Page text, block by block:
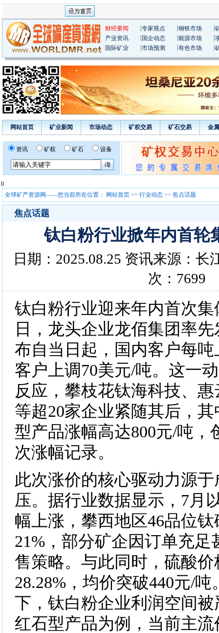
财经要闻 专家视点 钢铁市场
产业资讯
国企动态 能源市场
国际矿业
市场预测 有色市场
网站首页 矿业新闻 市场动态 矿权交易 矿石交易 金
资讯 矿权 矿石 设备
0
全球矿产资源网——您当前所在位置：
网站首页 >> 行业动态 >> 焦点话题
焦点话题
钛白粉行业掀年内首轮
日期：2025.08.25 资讯来源：长
次：7699
钛白粉行业迎来年内首次集
日，龙头企业龙佰集团率
布自当日起，国内客户每吨
客户上调70美元/吨。这一
反应，攀枝花钛海科技、
等超20家企业紧随其后，
型产品涨幅高达800元/吨，
次涨幅记录。
此次涨价的核心驱动力源
压。据行业数据显示，7月
幅上涨，攀西地区46品位
21%，部分矿企因订单充足
售策略。与此同时，硫酸
28.28%，均价突破440元/
下，钛白粉企业利润空间
红石型产品为例，当前主